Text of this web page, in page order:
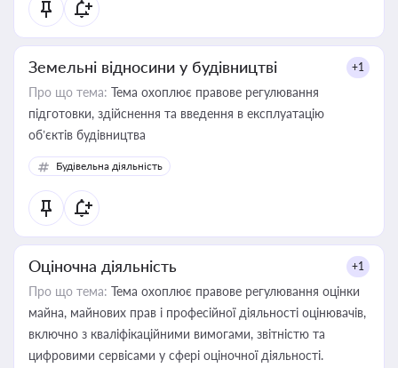
Земельні відносини у будівництві +1
Про що тема: Тема охоплює правове регулювання
підготовки, здійснення та введення в експлуатацію
об’єктів будівництва
Будівельна діяльність
Оціночна діяльність +1
Про що тема: Тема охоплює правове регулювання оцінки
майна, майнових прав і професійної діяльності оцінювачів,
включно з кваліфікаційними вимогами, звітністю та
цифровими сервісами у сфері оціночної діяльності.